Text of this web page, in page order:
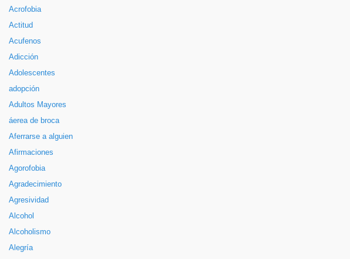
Acrofobia
Actitud
Acufenos
Adicción
Adolescentes
adopción
Adultos Mayores
áerea de broca
Aferrarse a alguien
Afirmaciones
Agorofobia
Agradecimiento
Agresividad
Alcohol
Alcoholismo
Alegría